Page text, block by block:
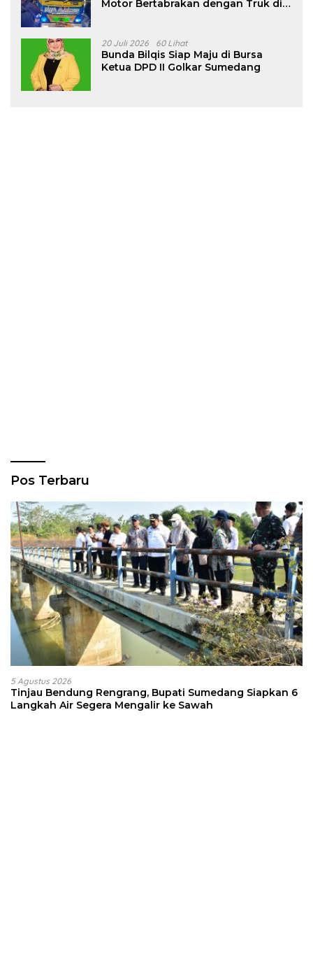
Motor Bertabrakan dengan Truk di
20 Juli 2026 60 Lihat
Bunda Bilqis Siap Maju di Bursa
Ketua DPD II Golkar Sumedang
Pos Terbaru
5 Agustus 2026
Tinjau Bendung Rengrang, Bupati Sumedang Siapkan 6
Langkah Air Segera Mengalir ke Sawah